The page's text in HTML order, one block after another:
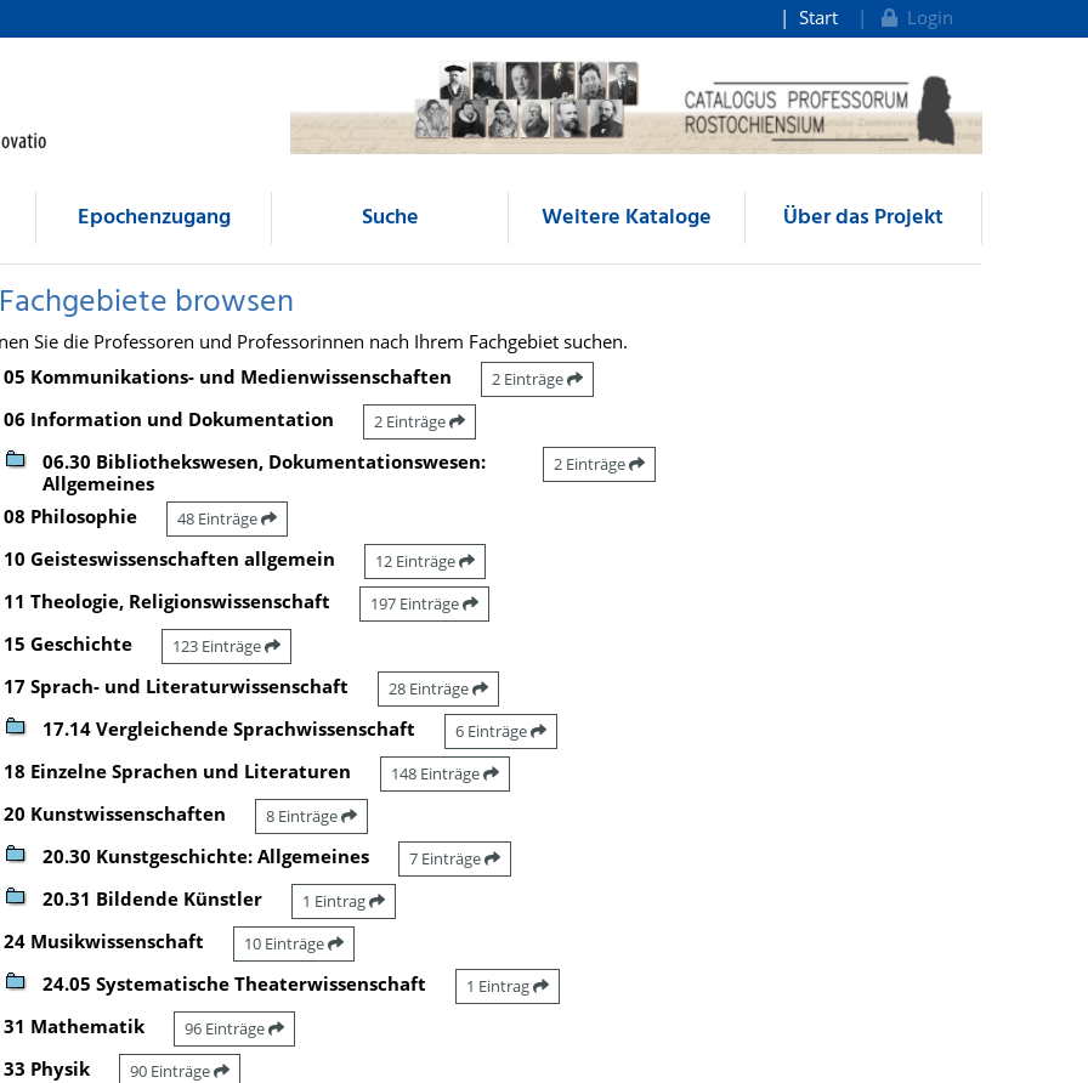
Start Login
Epochenzugang Suche Weitere Kataloge Über das Projekt
browsen
Sie die Professoren und Professorinnen nach Ihrem Fachgebiet suchen.
05 Kommunikations- und Medienwissenschaften
2 Einträge
06 Information und Dokumentation 2 Einträge
06.30 Bibliothekswesen, Dokumentationswesen:
Allgemeines
2 Einträge
08 Philosophie 48 Einträge
10 Geisteswissenschaften allgemein 12 Einträge
11 Theologie, Religionswissenschaft 197 Einträge
15 Geschichte 123 Einträge
17 Sprach- und Literaturwissenschaft 28 Einträge
17.14 Vergleichende Sprachwissenschaft 6 Einträge
18 Einzelne Sprachen und Literaturen 148 Einträge
20 Kunstwissenschaften 8 Einträge
20.30 Kunstgeschichte: Allgemeines 7 Einträge
20.31 Bildende Künstler 1 Eintrag
24 Musikwissenschaft 10 Einträge
24.05 Systematische Theaterwissenschaft 1 Eintrag
31 Mathematik 96 Einträge
33 Physik 90 Einträge